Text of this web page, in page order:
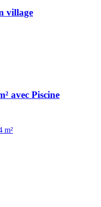
village
avec Piscine
m²